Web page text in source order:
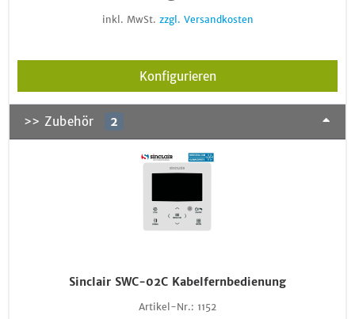
inkl. MwSt. zzgl. Versandkosten
Konfigurieren
>> Zubehör 2
Sinclair SWC-02C Kabelfernbedienung
Artikel-Nr.: 1152